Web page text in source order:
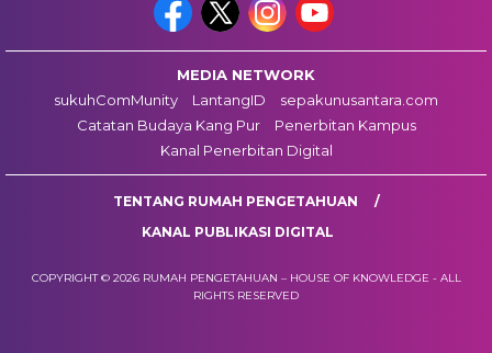
MEDIA NETWORK
sukuhComMunity
LantangID
sepakunusantara.com
Catatan Budaya Kang Pur
Penerbitan Kampus
Kanal Penerbitan Digital
TENTANG RUMAH PENGETAHUAN
KANAL PUBLIKASI DIGITAL
COPYRIGHT © 2026 RUMAH PENGETAHUAN – HOUSE OF KNOWLEDGE - ALL
RIGHTS RESERVED